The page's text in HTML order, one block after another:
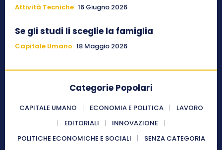
Attività Tecniche 16 Giugno 2026
Se gli studi li sceglie la famiglia
Capitale Umano 18 Maggio 2026
Categorie Popolari
CAPITALE UMANO ECONOMIA E POLITICA
LAVORO
EDITORIALI
INNOVAZIONE
POLITICHE ECONOMICHE E SOCIALI
SENZA CATEGORIA